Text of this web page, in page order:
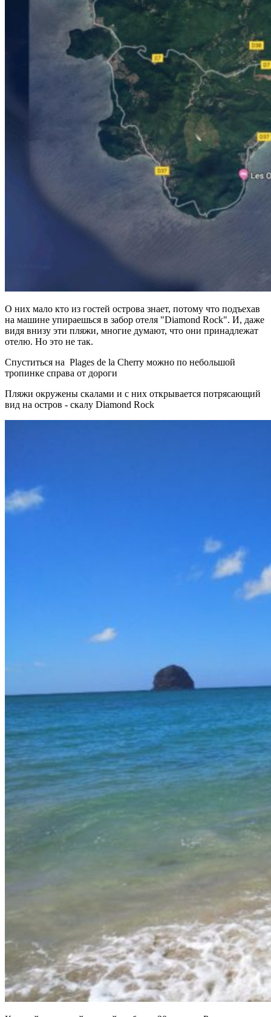
О них мало кто из гостей острова знает, потому что подъехав
на машине упираешься в забор отеля "Diamond Rock". И, даже
видя внизу эти пляжи, многие думают, что они принадлежат
отелю. Но это не так.
Спуститься на Plages de la Cherry можно по небольшой
тропинке справа от дороги
Пляжи окружены скалами и с них открывается потрясающий
вид на остров - скалу Diamond Rock